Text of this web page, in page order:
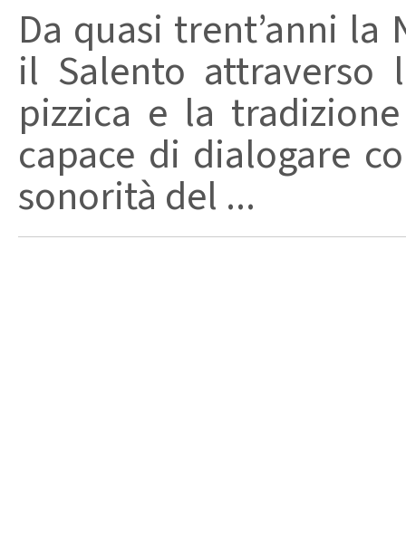
Da quasi trent’anni
il Salento attraverso
pizzica e la
capace di dialogare
sonorità del ...